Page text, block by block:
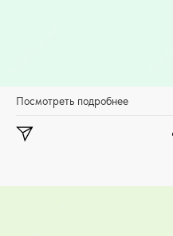
Посмотреть подробнее